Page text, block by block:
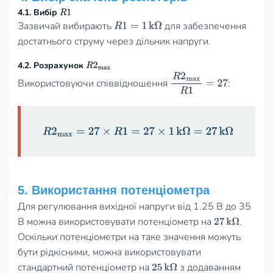
4.1. Вибір R1
Зазвичай вибираютьR1 =1 kΩ
для забезпечення
достатнього струму через дільник напруги.
4.2. Розрахунок R2max
Використовуючи співвідношення R2maxR1 =27:
R 2max=27×R 1= 27×1kΩ=27kΩ
5. Використання потенціометра
Для регулювання вихідної напруги від 1.25 В до 35
В можна використовувати потенціометр на27kΩ.
Оскільки потенціометри на таке значення можуть
бути рідкісними, можна використовувати
стандартний потенціометр на25kΩ з додаванням